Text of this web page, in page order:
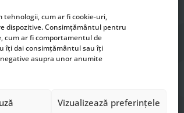
tehnologii, cum ar fi cookie-uri,
dispozitive. Consimțământul pentru
cum ar fi comportamentul de
îți dai consimțământul sau îți
asupra unor anumite
Vizualizează preferințele